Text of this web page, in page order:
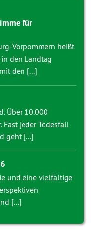
für
Vorpommern heißt
den Landtag
den [...]
Über 10.000
Fast jeder Todesfall
geht [...]
und eine vielfältige
[...]